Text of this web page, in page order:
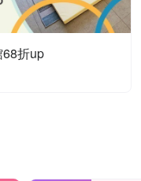
折up